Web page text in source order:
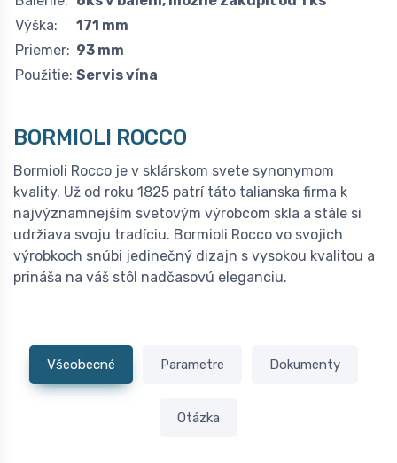
Výška:
171 mm
Priemer: 93 mm
Použitie: Servis vína
BORMIOLI ROCCO
Bormioli Rocco je v sklárskom svete synonymom
kvality. Už od roku 1825 patrí táto talianska firma k
najvýznamnejším svetovým výrobcom skla a stále si
udržiava svoju tradíciu. Bormioli Rocco vo svojich
výrobkoch snúbi jedinečný dizajn s vysokou kvalitou a
prináša na váš stôl nadčasovú eleganciu.
Všeobecné Parametre Dokumenty
Otázka